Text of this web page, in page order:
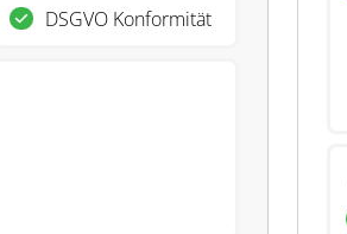
DSGVO Konformität